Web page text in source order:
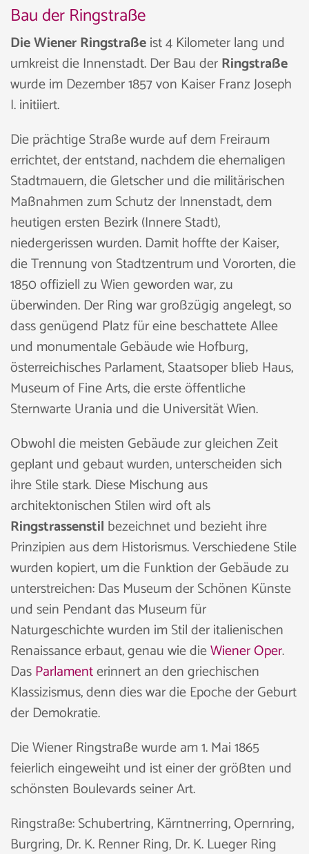
Bau der Ringstraße
Die Wiener Ringstraßeist 4 Kilometer lang und
umkreist die Innenstadt. Der Bau derRingstraße
wurde im Dezember 1857 von Kaiser Franz Joseph
I. initiiert.
Die prächtige Straße wurde auf dem Freiraum
errichtet, der entstand, nachdem die ehemaligen
Stadtmauern, die Gletscher und die militärischen
Maßnahmen zum Schutz der Innenstadt, dem
heutigen ersten Bezirk (Innere Stadt),
niedergerissen wurden. Damit hoffte der Kaiser,
die Trennung von Stadtzentrum und Vororten, die
1850 offiziell zu Wien geworden war, zu
überwinden. Der Ring war großzügig angelegt, so
dass genügend Platz für eine beschattete Allee
und monumentale Gebäude wie Hofburg,
österreichisches Parlament, Staatsoper blieb Haus,
Museum of Fine Arts, die erste öffentliche
Sternwarte Urania und die Universität Wien.
Obwohl die meisten Gebäude zur gleichen Zeit
geplant und gebaut wurden, unterscheiden sich
ihre Stile stark. Diese Mischung aus
architektonischen Stilen wird oft als
Ringstrassenstil bezeichnet und bezieht ihre
Prinzipien aus dem Historismus. Verschiedene Stile
wurden kopiert, um die Funktion der Gebäude zu
unterstreichen: Das Museum der Schönen Künste
und sein Pendant das Museum für
Naturgeschichte wurden im Stil der italienischen
Renaissance erbaut, genau wie dieWiener Oper.
DasParlamenterinnert an den griechischen
Klassizismus, denn dies war die Epoche der Geburt
der Demokratie.
Die Wiener Ringstraße wurde am 1. Mai 1865
feierlich eingeweiht und ist einer der größten und
schönsten Boulevards seiner Art.
Ringstraße: Schubertring, Kärntnerring, Opernring,
Burgring, Dr. K. Renner Ring, Dr. K. Lueger Ring